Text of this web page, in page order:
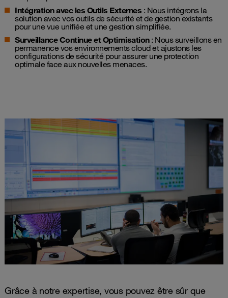
Intégration avec les Outils Externes : Nous intégrons la
solution avec vos outils de sécurité et de gestion existants
pour une vue unifiée et une gestion simplifiée.
Surveillance Continue et Optimisation: Nous surveillons en
permanence vos environnements cloud et ajustons les
configurations de sécurité pour assurer une protection
optimale face aux nouvelles menaces.
Grâce à notre expertise, vous pouvez être sûr que